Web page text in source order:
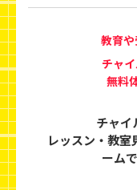
教育
チャ
無料
チャイ
レッスン・教室
ーム